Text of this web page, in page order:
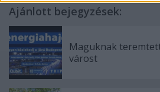
Ajánlott bejegyzések:
Maguknak
várost